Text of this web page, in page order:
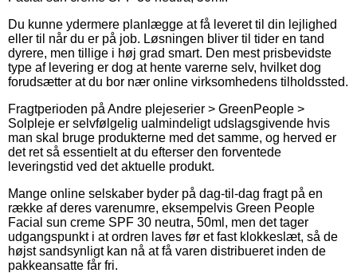
Du kunne ydermere planlægge at få leveret til din lejlighed
eller til når du er på job. Løsningen bliver til tider en tand
dyrere, men tillige i høj grad smart. Den mest prisbevidste
type af levering er dog at hente varerne selv, hvilket dog
forudsætter at du bor nær online virksomhedens tilholdssted.
Fragtperioden på Andre plejeserier > GreenPeople >
Solpleje er selvfølgelig ualmindeligt udslagsgivende hvis
man skal bruge produkterne med det samme, og herved er
det ret så essentielt at du efterser den forventede
leveringstid ved det aktuelle produkt.
Mange online selskaber byder på dag-til-dag fragt på en
række af deres varenumre, eksempelvis Green People
Facial sun creme SPF 30 neutra, 50ml, men det tager
udgangspunkt i at ordren laves før et fast klokkeslæt, så de
højst sandsynligt kan nå at få varen distribueret inden de
pakkeansatte får fri.